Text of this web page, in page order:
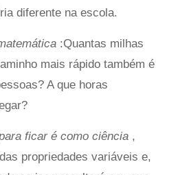
diferente na escola.
:Quantas milhas
mais rápido também é
A que horas
ficar é como ciência ,
propriedades variáveis ​​e,